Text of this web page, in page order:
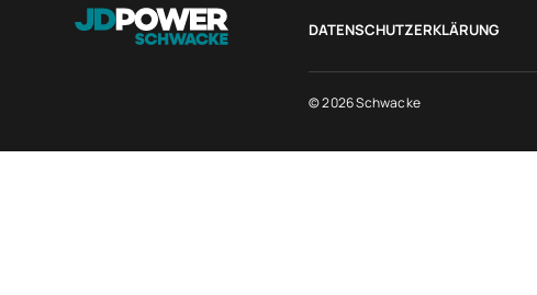
DATENSCHUTZERKLÄRUNG
© 2026 Schwacke